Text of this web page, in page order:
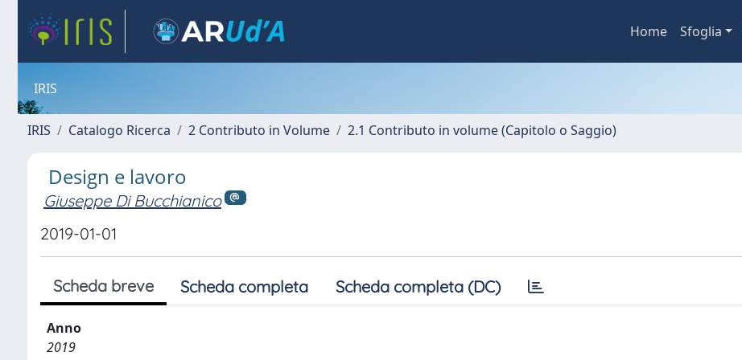
Home Sfoglia
IRIS
IRIS Catalogo Ricerca 2 Contributo in Volume 2.1 Contributo in volume (Capitolo o Saggio)
Design e lavoro
Giuseppe Di Bucchianico
2019-01-01
Scheda breve Scheda completa Scheda completa (DC)
Anno
2019